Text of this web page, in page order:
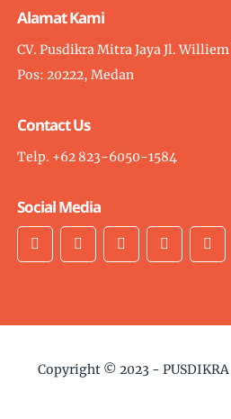
Alamat Kami
CV. Pusdikra Mitra Jaya Jl.
Pos: 20222, Medan
Contact Us
Telp. +62 823-6050-1584
Social Media
Copyright © 2023 - PUSDIKRA